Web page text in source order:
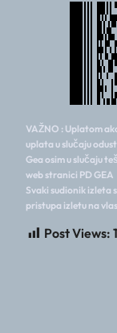
VAŽNO : Uplatom
uplata u slučaju
Gea osim u slučaju
web stranici PD GEA
Svaki sudionik izleta
pristupa izletu na
Post Views: